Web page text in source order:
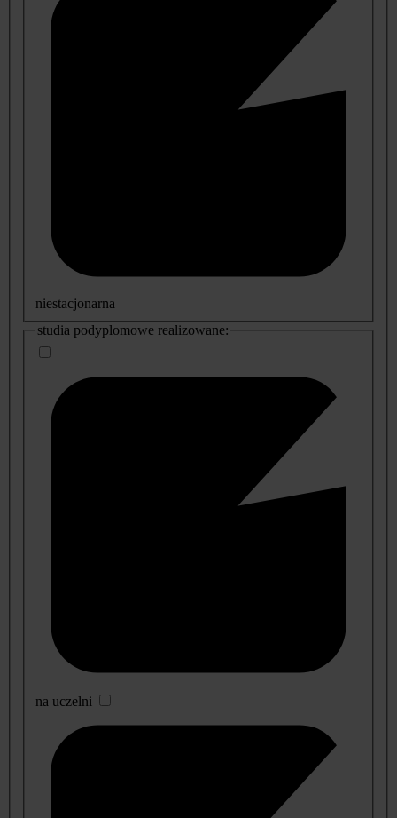
niestacjonarna
studia podyplomowe realizowane:
na uczelni